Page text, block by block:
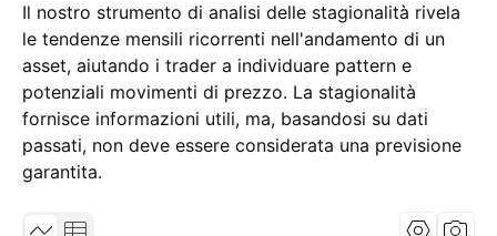
Il nostro strumento di analisi delle stagionalità rivela
le tendenze mensili ricorrenti nell'andamento di un
asset, aiutando i trader a individuare pattern e
potenziali movimenti di prezzo. La stagionalità
fornisce informazioni utili, ma, basandosi su dati
passati, non deve essere considerata una previsione
garantita.